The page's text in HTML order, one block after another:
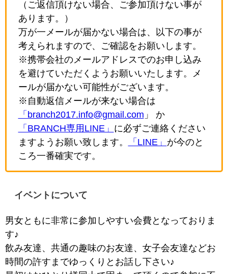
（ご返信頂けない場合、ご参加頂けない事が
あります。）
万が一メールが届かない場合は、以下の事が
考えられますので、ご確認をお願いします。
※携帯会社のメールアドレスでのお申し込み
を避けていただくようお願いいたします。メ
ールが届かない可能性がございます。
※自動返信メールが来ない場合は
「branch2017.info@gmail.com 」 か
「BRANCH専用LINE」 に必ずご連絡ください
ますようお願い致します。
「LINE」 が今のと
ころ一番確実です。
イベントについて
男女ともに非常に参加しやすい会費となっておりま
す♪
飲み友達、共通の趣味のお友達、女子会友達などお
時間の許すまでゆっくりとお話し下さい♪